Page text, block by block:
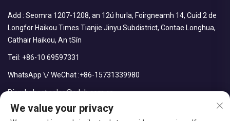
Add : Seomra 1207-1208, an 12ú hurla, Foirgneamh 14, Cuid 2 de
Longfor Haikou Times Tianjie Jinyu Subdistrict, Contae Longhua,
Cathair Haikou, An tSín
Teil: +86-10 69597331
WhatsApp \/ WeChat :+86-15731339980
Ríomhphost:sales@cdph.com.cn
We value your privacy